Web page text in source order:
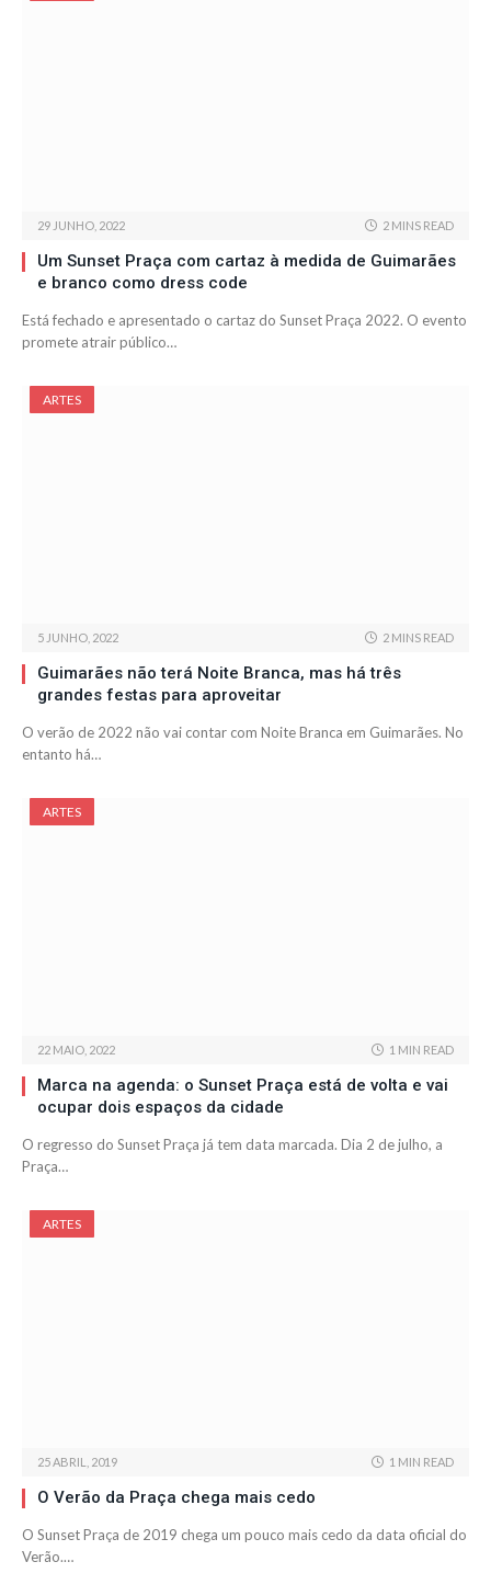
29 JUNHO, 2022 2 MINS READ
Um Sunset Praça com cartaz à medida de Guimarães
e branco como dress code
Está fechado e apresentado o cartaz do Sunset Praça 2022. O evento
promete atrair público…
ARTES
5 JUNHO, 2022 2 MINS READ
Guimarães não terá Noite Branca, mas há três
grandes festas para aproveitar
O verão de 2022 não vai contar com Noite Branca em Guimarães. No
entanto há…
ARTES
22 MAIO, 2022 1 MIN READ
Marca na agenda: o Sunset Praça está de volta e vai
ocupar dois espaços da cidade
O regresso do Sunset Praça já tem data marcada. Dia 2 de julho, a
Praça…
ARTES
25 ABRIL, 2019 1 MIN READ
O Verão da Praça chega mais cedo
O Sunset Praça de 2019 chega um pouco mais cedo da data oficial do
Verão.…